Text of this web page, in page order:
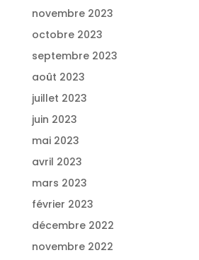
novembre 2023
octobre 2023
septembre 2023
août 2023
juillet 2023
juin 2023
mai 2023
avril 2023
mars 2023
février 2023
décembre 2022
novembre 2022